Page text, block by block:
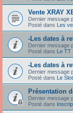
Vente XRAY
Dernier message
Posté dans Les
-Les dates à
Dernier message
Posté dans Le TT
-Les dates à
Dernier message
Posté dans Le
Présentation
Dernier message
Posté dans